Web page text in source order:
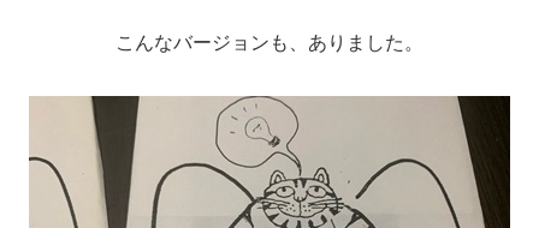
こんなバージョンも、ありました。